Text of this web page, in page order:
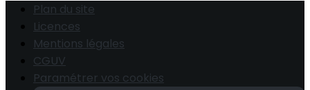
Plan du site
Licences
Mentions légales
CGUV
Paramétrer vos cookies